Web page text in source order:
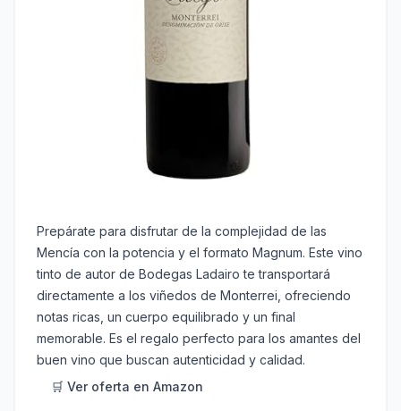
Prepárate para disfrutar de la complejidad de las
Mencía con la potencia y el formato Magnum. Este vino
tinto de autor de Bodegas Ladairo te transportará
directamente a los viñedos de Monterrei, ofreciendo
notas ricas, un cuerpo equilibrado y un final
memorable. Es el regalo perfecto para los amantes del
buen vino que buscan autenticidad y calidad.
🛒 Ver oferta en Amazon